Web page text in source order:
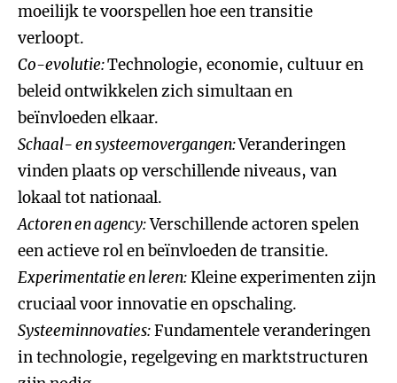
moeilijk te voorspellen hoe een transitie
verloopt.
Co-evolutie:Technologie, economie, cultuur en
beleid ontwikkelen zich simultaan en
beïnvloeden elkaar.
Schaal- en systeemovergangen:Veranderingen
vinden plaats op verschillende niveaus, van
lokaal tot nationaal.
Actoren en agency:Verschillende actoren spelen
een actieve rol en beïnvloeden de transitie.
Experimentatie en leren:Kleine experimenten zijn
cruciaal voor innovatie en opschaling.
Systeeminnovaties:Fundamentele veranderingen
in technologie, regelgeving en marktstructuren